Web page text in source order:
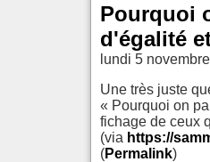
Pourquoi
d'égalité
lundi 5
Une très juste
« Pourquoi on
fichage de ceux
(via https://
(Permalink)